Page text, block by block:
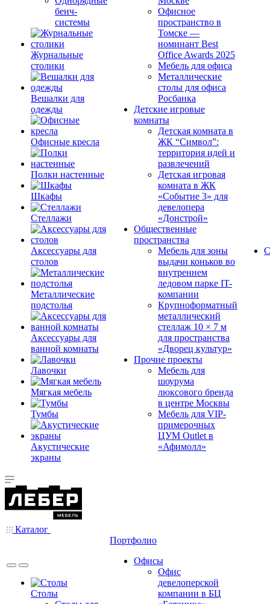
бенч-
системы
Журнальные
столики
Вешалки для
одежды
Офисные кресла
Полки настенные
Шкафы
Стеллажи
Аксессуары для
столов
Металлические
подстолья
Аксессуары для
ванной комнаты
Лавочки
Мягкая мебель
Тумбы
Акустические
экраны
Офисное
пространство в
Томске —
номинант Best
Office Awards 2025
Мебель для офиса
Металлические
столы для офиса
Росбанка
Детские игровые
комнаты
Детская комната в
ЖК “Символ”:
территория идей и
развлечений
Детская игровая
комната в ЖК
«Событие 3» для
девелопера
«Донстрой»
Общественные
пространства
Мебель для зоны
выдачи коньков во
внутреннем
ледовом парке IT-
компании
Крупноформатный
металлический
стеллаж 10 × 7 м
для пространства
«Дворец культур»
Прочие проекты
Мебель для
шоурума
люксового бренда
в центре Москвы
Мебель для VIP-
примерочных
ЦУМ Outlet в
«Афимолл»
Каталог
Столы
Портфолио
Офисы
Офис
девелоперской
компании в БЦ